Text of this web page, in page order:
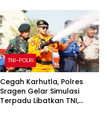
TNI-POLRI
Cegah Karhutla, Polres
Sragen Gelar Simulasi
Terpadu Libatkan TNI,